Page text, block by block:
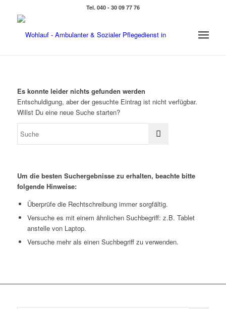
Tel. 040 - 30 09 77 76
Es konnte leider nichts gefunden werden
Entschuldigung, aber der gesuchte Eintrag ist nicht verfügbar.
Willst Du eine neue Suche starten?
Um die besten Suchergebnisse zu erhalten, beachte bitte
folgende Hinweise:
Überprüfe die Rechtschreibung immer sorgfältig.
Versuche es mit einem ähnlichen Suchbegriff: z.B. Tablet
anstelle von Laptop.
Versuche mehr als einen Suchbegriff zu verwenden.